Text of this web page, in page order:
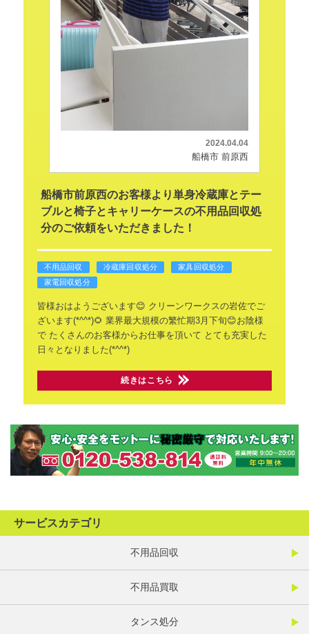
2024.04.04
船橋市 前原西
船橋市前原西のお客様より単身冷蔵庫とテー
ブルと椅子とキャリーケースの不用品回収処
分のご依頼をいただきました！
不用品回収 冷蔵庫回収処分
家具回収処分
家電回収処分
皆様おはようございます😊 クリーンワークスの岩佐でご
ざいます(*^^*)🌻 業界最大規模の繁忙期3月下旬😊お陰様
でたくさんのお客様からお仕事を頂いて とても充実した
日々となりました(*^^*)
続きはこちら
サービスカテゴリ
不用品回収
不用品買取
タンス処分